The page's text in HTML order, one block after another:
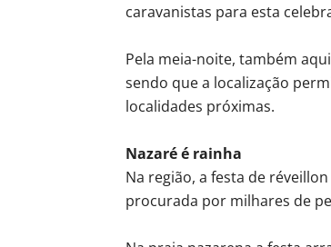
caravanistas para esta
Pela meia-noite, também
sendo que a localização
localidades próximas.
Nazaré é rainha
Na região, a festa de
procurada por milhares de